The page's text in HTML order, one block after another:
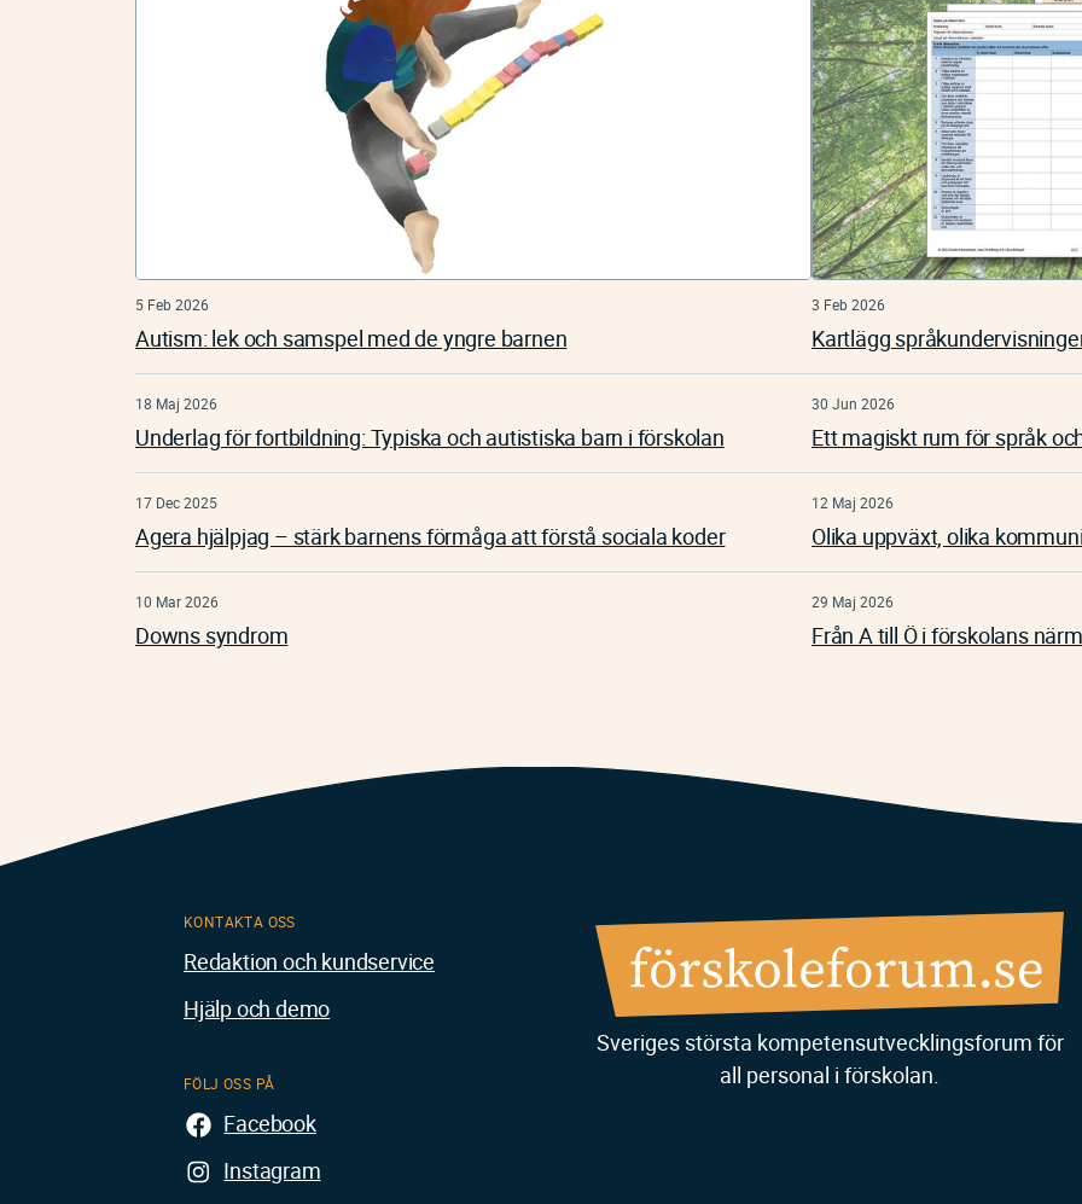
5 Feb 2026
Autism: lek och samspel med de yngre barnen
18 Maj 2026
Underlag för fortbildning: Typiska och autistiska barn i förskolan
17 Dec 2025
Agera hjälpjag – stärk barnens förmåga att förstå sociala koder
10 Mar 2026
Downs syndrom
3 Feb 2026
Kartlägg
30 Jun 2026
Ett magiskt rum för språk
12 Maj 2026
Olika uppväxt, olika
29 Maj 2026
Från A till Ö i förskolans
Sveriges största kompetensutvecklingsforum för
all personal i förskolan.
KONTAKTA OSS
Redaktion och kundservice
Hjälp och demo
FÖLJ OSS PÅ
Facebook
Instagram